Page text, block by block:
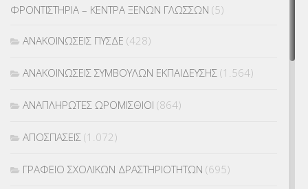
ΦΡΟΝΤΙΣΤΗΡΙΑ – ΚΕΝΤΡΑ ΞΕΝΩΝ ΓΛΩΣΣΩΝ (5)
ΑΝΑΚΟΙΝΩΣΕΙΣ ΠΥΣΔΕ (428)
ΑΝΑΚΟΙΝΩΣΕΙΣ ΣΥΜΒΟΥΛΩΝ ΕΚΠΑΙΔΕΥΣΗΣ (1.564)
ΑΝΑΠΛΗΡΩΤΕΣ ΩΡΟΜΙΣΘΙΟΙ (864)
ΑΠΟΣΠΑΣΕΙΣ (1.072)
ΓΡΑΦΕΙΟ ΣΧΟΛΙΚΩΝ ΔΡΑΣΤΗΡΙΟΤΗΤΩΝ (695)